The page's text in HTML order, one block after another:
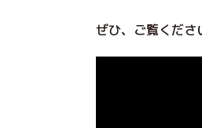
ぜひ、ご覧くださ